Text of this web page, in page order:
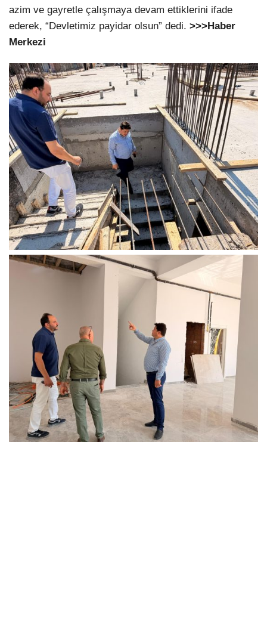
azim ve gayretle çalışmaya devam ettiklerini ifade
ederek, “Devletimiz payidar olsun” dedi. >>>Haber
Merkezi